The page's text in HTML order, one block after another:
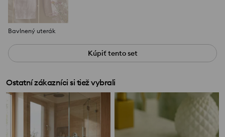
Bavlnený uterák
Kúpiť tento set
Ostatní zákazníci si tiež vybrali